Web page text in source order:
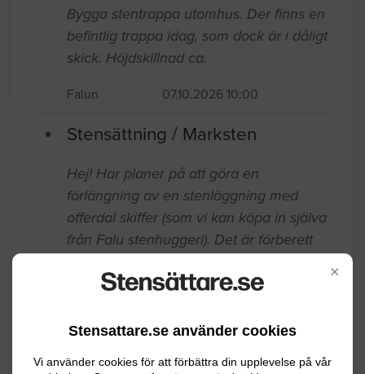
×
Stensattare.se använder cookies
Vi använder cookies för att förbättra din upplevelse på vår
Bygga stentrappa utomhus. Der finns en
befintlig trappa idag, som dock är i dåligt
skick. Höjdskillnad ca.
Falun 07.10.2026 10:00
Stensättning / Marksten
Hej! Har planer på att göra en
förlängning av en stenläggning med
offerdal skiffer (som vi kan köpa in själva
från Falu stenhuggeri). Det är förberett
kantsten runtomkring sen tidigare som